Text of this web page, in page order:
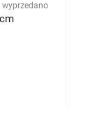
wyprzedano